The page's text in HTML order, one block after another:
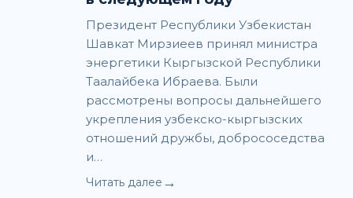
Президент Республики Узбекистан
Шавкат Мирзиеев принял министра
энергетики Кыргызской Республики
Таалайбека Ибраева. Были
рассмотрены вопросы дальнейшего
укрепления узбекско-кыргызских
отношений дружбы, добрососедства
и…
Читать далее →